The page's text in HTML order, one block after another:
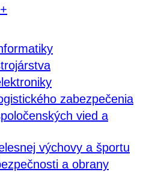
zabezpečenia
vied a
výchovy a športu
a obrany